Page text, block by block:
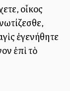
οἶκος
ἐγενήθητε
ἐπὶ τὸ